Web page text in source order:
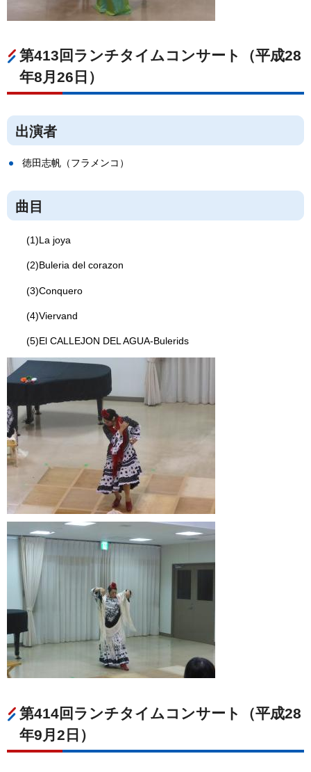
第413回ランチタイムコンサート（平成28
年8月26日）
出演者
徳田志帆（フラメンコ）
曲目
(1)La joya
(2)Buleria del corazon
(3)Conquero
(4)Viervand
(5)El CALLEJON DEL AGUA-Bulerids
第414回ランチタイムコンサート（平成28
年9月2日）